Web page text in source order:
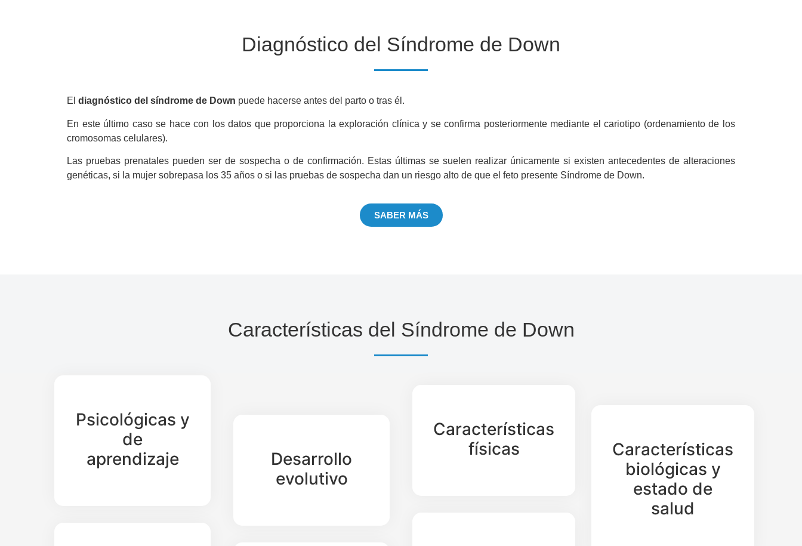
Diagnóstico del Síndrome de Down​
El diagnóstico del síndrome de Down puede hacerse antes del parto o tras él.
En este último caso se hace con los datos que proporciona la exploración clínica y se confirma posteriormente mediante el cariotipo (ordenamiento de los
cromosomas celulares).
Las pruebas prenatales pueden ser de sospecha o de confirmación. Estas últimas se suelen realizar únicamente si existen antecedentes de alteraciones
genéticas, si la mujer sobrepasa los 35 años o si las pruebas de sospecha dan un riesgo alto de que el feto presente Síndrome de Down.
SABER MÁS
Características del Síndrome de Down
Psicológicas y
de
aprendizaje
Desarrollo
evolutivo
Características
físicas
Características
biológicas y
estado de
salud